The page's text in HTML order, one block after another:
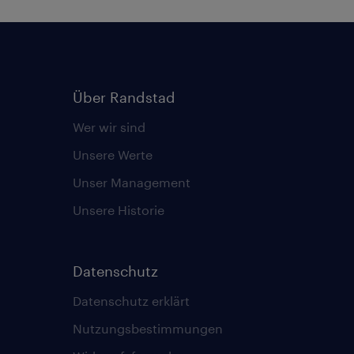
Über Randstad
Wer wir sind
Unsere Werte
Unser Management
Unsere Historie
Datenschutz
Datenschutz erklärt
Nutzungsbestimmungen